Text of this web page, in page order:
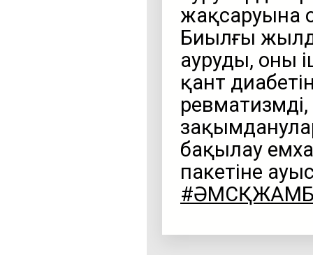
жақсаруына
Биылғы
ауруды, оның
қант
ревматизмді,
бақылау
пакетіне